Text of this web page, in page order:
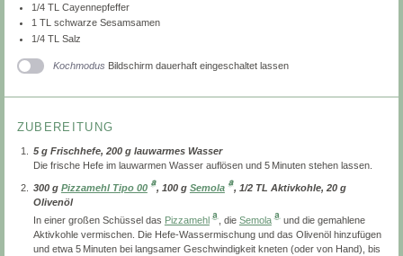
1/4 TL Cayennepfeffer
1 TL schwarze Sesamsamen
1/4 TL Salz
Kochmodus Bildschirm dauerhaft eingeschaltet lassen
ZUBEREITUNG
5 g Frischhefe, 200 g lauwarmes Wasser
Die frische Hefe im lauwarmen Wasser auflösen und 5 Minuten stehen lassen.
300 g Pizzamehl Tipo 00 , 100 g Semola
, 1/2 TL Aktivkohle, 20 g
Olivenöl
In einer großen Schüssel das Pizzamehl , die Semola
und die gemahlene
Aktivkohle vermischen. Die Hefe-Wassermischung und das Olivenöl hinzufügen
und etwa 5 Minuten bei langsamer Geschwindigkeit kneten (oder von Hand), bis